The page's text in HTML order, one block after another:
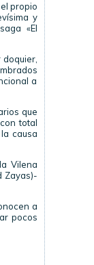
propio
y
«El
a
que
total
causa
Vilena
Zayas)-
a
pocos